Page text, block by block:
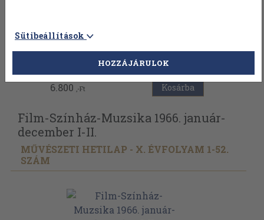
Vissza az előző oldalra
6.800 ,-Ft Kosárba
Film-Színház-Muzsika 1966. január-
december I-II.
MŰVÉSZETI HETILAP - X. ÉVFOLYAM 1-52.
SZÁM
Sütibeállítások
HOZZÁJÁRULOK